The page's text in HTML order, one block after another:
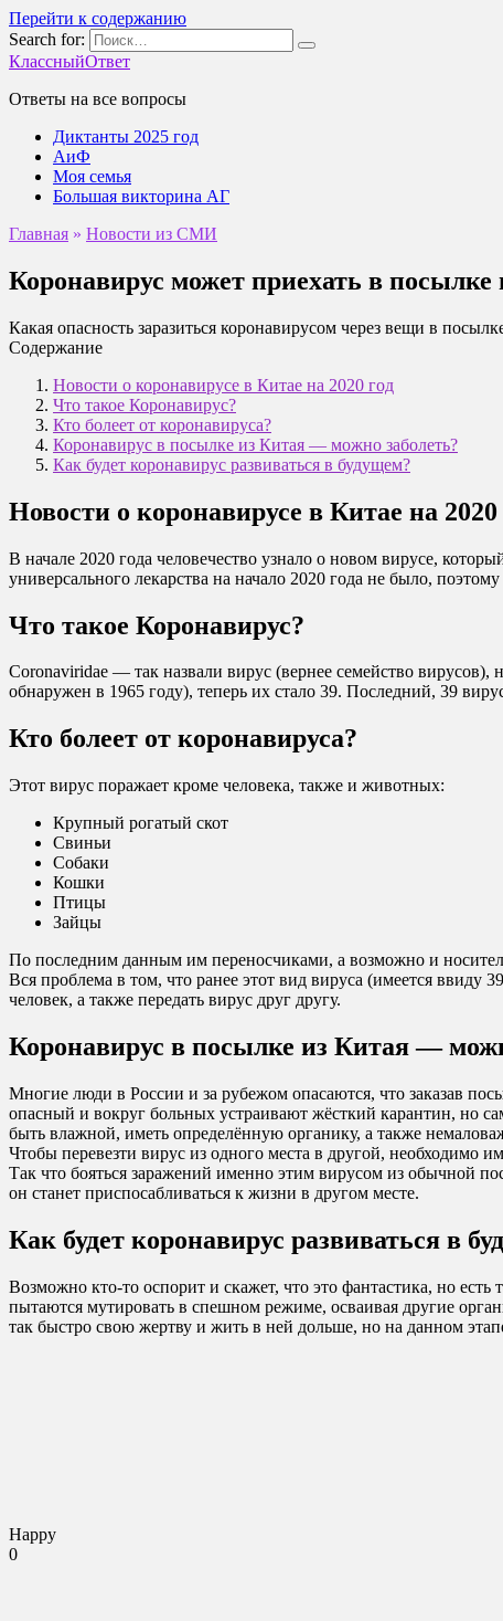
Перейти к содержанию
Search for:
КлассныйОтвет
Ответы на все вопросы
Диктанты 2025 год
АиФ
Моя семья
Большая викторина АГ
Главная » Новости из СМИ
Коронавирус может приехать в посылке
Какая опасность заразиться коронавирусом через вещи в
Содержание
Новости о коронавирусе в Китае на 2020 год
Что такое Коронавирус?
Кто болеет от коронавируса?
Коронавирус в посылке из Китая — можно заболеть?
Как будет коронавирус развиваться в будущем?
Новости о коронавирусе в Китае на 2020
В начале 2020 года человечество узнало о новом вирусе,
универсального лекарства на начало 2020 года не было,
Что такое Коронавирус?
Coronaviridae — так назвали вирус (вернее семейство
обнаружен в 1965 году), теперь их стало 39. Последний, 39
Кто болеет от коронавируса?
Этот вирус поражает кроме человека, также и животных:
Крупный рогатый скот
Свиньи
Собаки
Кошки
Птицы
Зайцы
По последним данным им переносчиками, а возможно и
Вся проблема в том, что ранее этот вид вируса (имеется ввиду
человек, а также передать вирус друг другу.
Коронавирус в посылке из Китая —
Многие люди в России и за рубежом опасаются, что заказав
опасный и вокруг больных устраивают жёсткий карантин, но
быть влажной, иметь определённую органику, а также
Чтобы перевезти вирус из одного места в другой, необходимо
Так что бояться заражений именно этим вирусом из обычной
он станет приспосабливаться к жизни в другом месте.
Как будет коронавирус развиваться в
Возможно кто-то оспорит и скажет, что это фантастика, но
пытаются мутировать в спешном режиме, осваивая другие
так быстро свою жертву и жить в ней дольше, но на данном
Happy
0